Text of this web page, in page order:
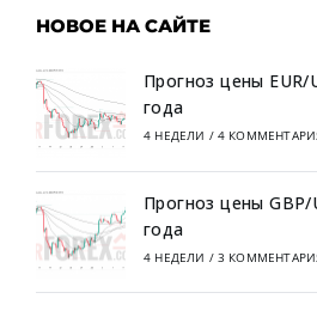
НОВОЕ НА САЙТЕ
Прогноз цены
года
4 НЕДЕЛИ / 4
Прогноз цены
года
4 НЕДЕЛИ / 3